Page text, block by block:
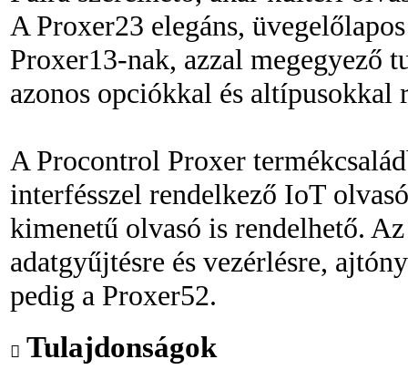
A Proxer23 elegáns,
Proxer13-nak, azzal megegyező
azonos opciókkal és altípusokkal
A Procontrol Proxer
interfésszel rendelkező IoT
kimenetű olvasó is rendelhető.
adatgyűjtésre és vezérlésre,
pedig a Proxer52.
Tulajdonságok